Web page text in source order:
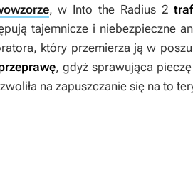
, w Into the Radius 2
tajemnicze i niebezpieczne
który przemierza ją w
, gdyż sprawująca
na zapuszczanie się na to